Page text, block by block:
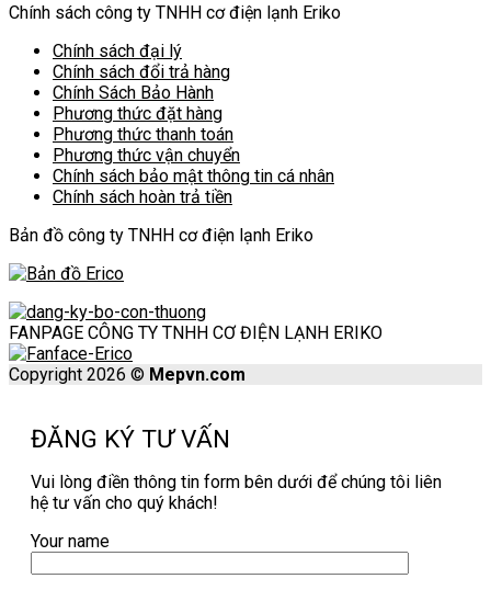
Chính sách công ty TNHH cơ điện lạnh Eriko
Chính sách đại lý
Chính sách đổi trả hàng
Chính Sách Bảo Hành
Phương thức đặt hàng
Phương thức thanh toán
Phương thức vận chuyển
Chính sách bảo mật thông tin cá nhân
Chính sách hoàn trả tiền
Bản đồ công ty TNHH cơ điện lạnh Eriko
FANPAGE CÔNG TY TNHH CƠ ĐIỆN LẠNH ERIKO
Copyright 2026 © Mepvn.com
ĐĂNG KÝ TƯ VẤN
Vui lòng điền thông tin form bên dưới để chúng tôi liên
hệ tư vấn cho quý khách!
Your name